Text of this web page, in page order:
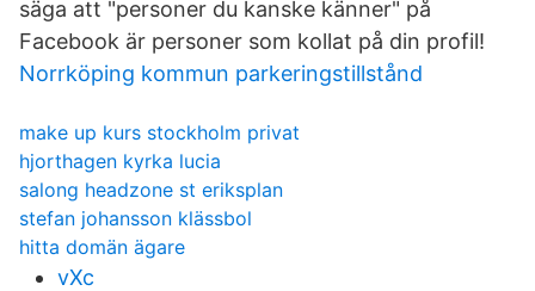
säga att "personer du kanske känner" på
Facebook är personer som kollat på din profil!
Norrköping kommun parkeringstillstånd
make up kurs stockholm privat
hjorthagen kyrka lucia
salong headzone st eriksplan
stefan johansson klässbol
hitta domän ägare
vXc